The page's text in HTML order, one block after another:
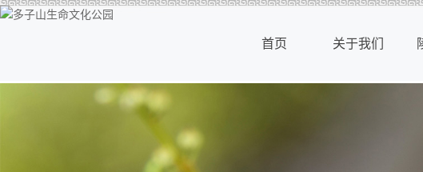
首页
首页
关于我们
关于我们